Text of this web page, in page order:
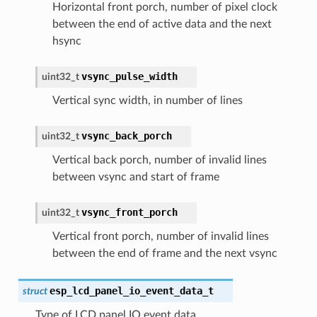
Horizontal front porch, number of pixel clock
between the end of active data and the next
hsync
uint32_t vsync_pulse_width
Vertical sync width, in number of lines
uint32_t vsync_back_porch
Vertical back porch, number of invalid lines
between vsync and start of frame
uint32_t vsync_front_porch
Vertical front porch, number of invalid lines
between the end of frame and the next vsync
struct esp_lcd_panel_io_event_data_t